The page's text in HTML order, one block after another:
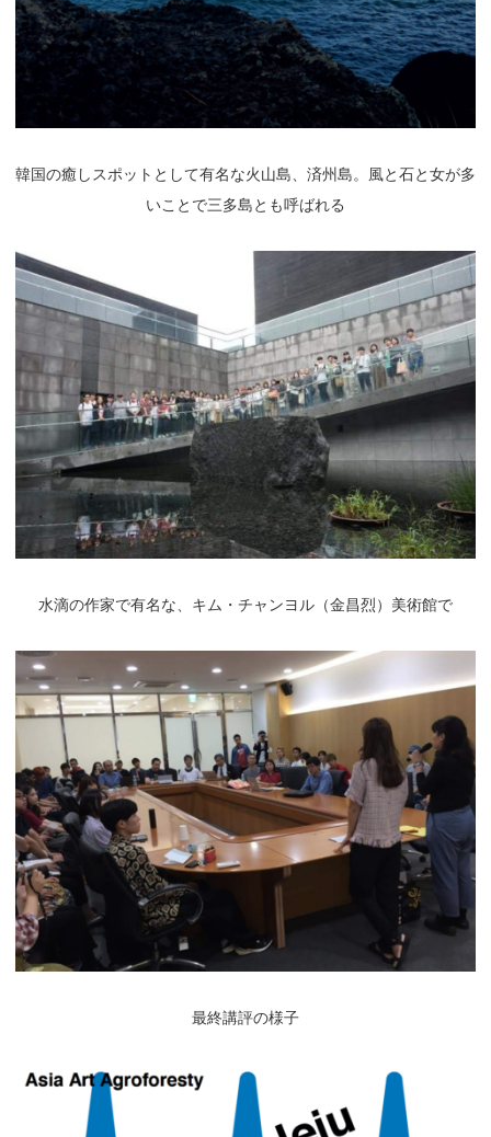
韓国の癒しスポットとして有名な火山島、済州島。風と石と女が多
いことで三多島とも呼ばれる
水滴の作家で有名な、キム・チャンヨル（金昌烈）美術館で
最終講評の様子